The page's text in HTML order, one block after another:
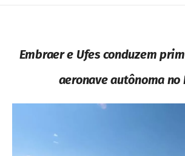
Embraer e Ufes conduzem
aeronave autônoma no